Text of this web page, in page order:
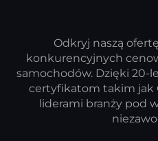
Odkryj naszą
konkurencyjnych
samochodów. Dzięki 20-
certyfikatom takim jak
liderami branży pod